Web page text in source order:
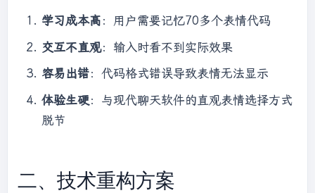
学习成本高 ：用户需要记忆70多个表情代码
交互不直观：输入时看不到实际效果
容易出错：代码格式错误导致表情无法显示
体验生硬 ：与现代聊天软件的直观表情选择方式
脱节
二、技术重构方案